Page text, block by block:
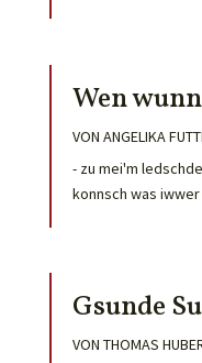
Wen
VON ANGELIKA
- zu mei'm
konnsch was
Gsunde
VON THOMAS